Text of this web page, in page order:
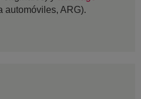
automóviles, ARG).